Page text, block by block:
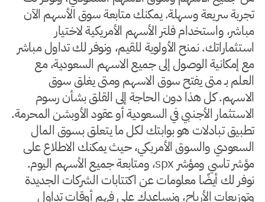
تجربة سريعة وسهلة. يمكنك متابعة سوق الأسهم الآن
مباشر، واستخدام فلتر الأسهم الأمريكية لاختيار
استثماراتك. نمنح الأولوية للقيم، ونوفر لك تداول مباشر
مع إمكانية الوصول إلى جميع الاسهم السعودية، مع
العلم بـ متى يفتح سوق الاسهم ومتى يغلق سوق
الاسهم. كل هذا دون الحاجة إلى القلق بشأن رسوم
الاستثمار الأجنبي في السعودية أو عقود الأوبشن المحرمة.
تطبيق تبادلات هو بوابتك لكل ما يتعلق بـسوق المال
السعودي والسوق الأمريكي، حيث يمكنك الاطلاع على
مؤشر تاسي ومؤشر spx، ومتابعة جميع الأسهم اليوم.
نوفر لك أيضًا معلومات عن اكتتابات الشركات الجديدة
وتوزيعات الأرباح، ونساعدك على فهم أوقات تداول